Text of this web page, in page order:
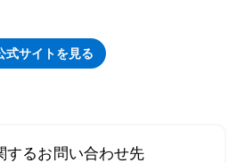
式サイトを見る
するお問い合わせ先